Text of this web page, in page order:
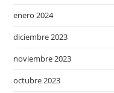
enero 2024
diciembre 2023
noviembre 2023
octubre 2023